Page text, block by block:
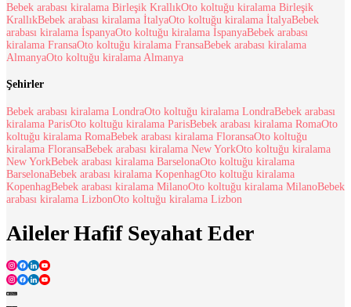
Bebek arabası kiralama Birleşik KrallıkOto koltuğu kiralama Birleşik
KrallıkBebek arabası kiralama İtalyaOto koltuğu kiralama İtalyaBebek
arabası kiralama İspanyaOto koltuğu kiralama İspanyaBebek arabası
kiralama FransaOto koltuğu kiralama FransaBebek arabası kiralama
AlmanyaOto koltuğu kiralama Almanya
Şehirler
Bebek arabası kiralama LondraOto koltuğu kiralama LondraBebek arabası
kiralama ParisOto koltuğu kiralama ParisBebek arabası kiralama RomaOto
koltuğu kiralama RomaBebek arabası kiralama FloransaOto koltuğu
kiralama FloransaBebek arabası kiralama New YorkOto koltuğu kiralama
New YorkBebek arabası kiralama BarselonaOto koltuğu kiralama
BarselonaBebek arabası kiralama KopenhagOto koltuğu kiralama
KopenhagBebek arabası kiralama MilanoOto koltuğu kiralama MilanoBebek
arabası kiralama LizbonOto koltuğu kiralama Lizbon
Aileler Hafif Seyahat Eder